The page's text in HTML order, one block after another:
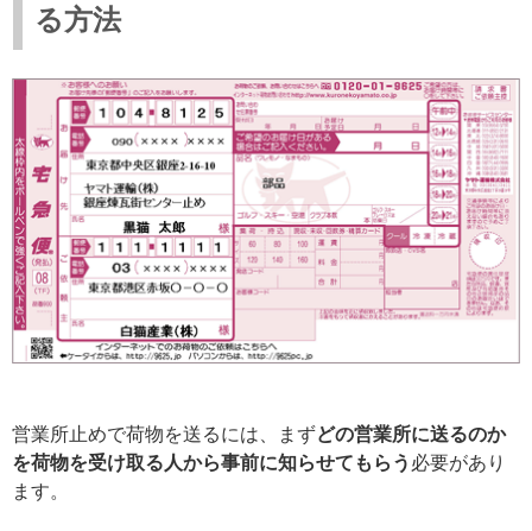
る方法
営業所止めで荷物を送るには、まずどの営業所に送るのか
を荷物を受け取る人から事前に知らせてもらう 必要があり
ます。